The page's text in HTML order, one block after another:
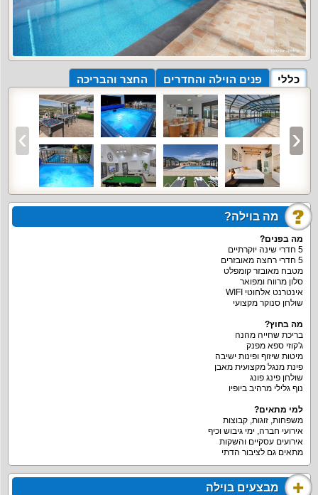
כללי פנים הוילה והחדרים החצר והבריכה
מה בוילה?
מה בפנים?
5 חדרי שינה יוקרתיים
5 חדרי רחצה מאובזרים
מטבח מאובזר קומפלט
סלון מרווח ומפואר
אינטרנט אלחוטי WIFI
שולחן סנוקר מקצועי
מה בחוץ?
בריכת שחייה מהנה
ג'קוזי ספא מפנק
מיטות שיזוף ופינות ישיבה
פינת מנגל מקצועית מאבן
שולחן פינג פונג
נוף גלילי מרהיב ביופיו
למי מתאים?
משפחות, זוגות, קבוצות
אירועי חברה, ימי גיבוש וכיף
אירועים עסקיים והשקות
מתאים גם לציבור הדתי
מבצעים בוילה